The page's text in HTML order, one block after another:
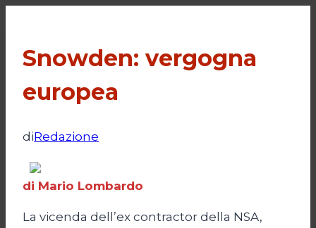
Snowden: vergogna
europea
diRedazione
di Mario Lombardo
La vicenda dell’ex contractor della NSA,